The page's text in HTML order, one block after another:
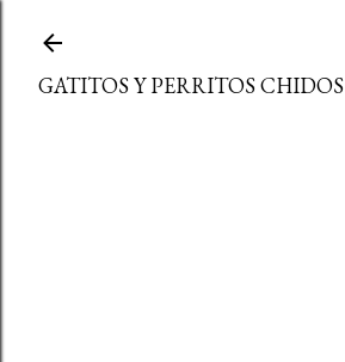
GATITOS Y PERRITOS CHIDOS